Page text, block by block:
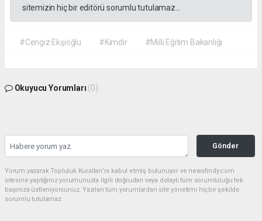
sitemizin hiç bir editörü sorumlu tutulamaz...
#Cengiz Ekşioğlu #Kimdir #Milli Eğitim Bakanlığı
Okuyucu Yorumları (0)
Gönder
Yorum yazarak Topluluk Kuralları’nı kabul etmiş bulunuyor ve newsfindy.com
sitesine yaptığınız yorumunuzla ilgili doğrudan veya dolaylı tüm sorumluluğu tek
başınıza üstleniyorsunuz. Yazılan tüm yorumlardan site yönetimi hiçbir şekilde
sorumlu tutulamaz.